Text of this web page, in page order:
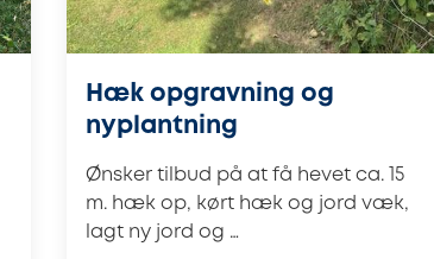
Hæk opgravning og
nyplantning
Ønsker tilbud på at få hevet ca. 15
m. hæk op, kørt hæk og jord væk,
lagt ny jord og …